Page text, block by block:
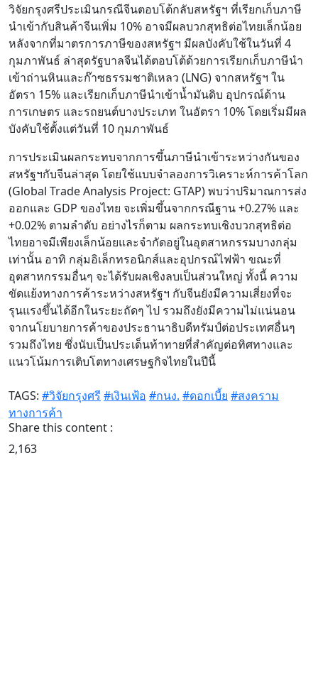
วิจัยกรุงศรีประเมินกรณีจีนตอบโต้กลับสหรัฐฯ ที่เรียกเก็บภาษี
นำเข้ากับสินค้าจีนเพิ่ม 10% อาจมีผลบวกสุทธิต่อไทยเล็กน้อย
หลังจากที่มาตรการภาษีของสหรัฐฯ มีผลบังคับใช้ในวันที่ 4
กุมภาพันธ์ ล่าสุดรัฐบาลจีนได้ตอบโต้ด้วยการเรียกเก็บภาษีนำ
เข้าถ่านหินและก๊าซธรรมชาติเหลว (LNG) จากสหรัฐฯ ใน
อัตรา 15% และเรียกเก็บภาษีนำเข้าน้ำมันดิบ อุปกรณ์ด้าน
การเกษตร และรถยนต์บางประเภท ในอัตรา 10% โดยเริ่มมีผล
บังคับใช้ตั้งแต่วันที่ 10 กุมภาพันธ์
การประเมินผลกระทบจากการขึ้นภาษีนำเข้าระหว่างกันของ
สหรัฐฯกับจีนล่าสุด โดยใช้แบบจำลองการวิเคราะห์การค้าโลก
(Global Trade Analysis Project: GTAP) พบว่าปริมาณการส่ง
ออกและ GDP ของไทย จะเพิ่มขึ้นจากกรณีฐาน +0.27% และ
+0.02% ตามลำดับ อย่างไรก็ตาม ผลกระทบเชิงบวกสุทธิต่อ
ไทยอาจมีเพียงเล็กน้อยและจำกัดอยู่ในอุตสาหกรรมบางกลุ่ม
เท่านั้น อาทิ กลุ่มอิเล็กทรอนิกส์และอุปกรณ์ไฟฟ้า ขณะที่
อุตสาหกรรมอื่นๆ จะได้รับผลเชิงลบเป็นส่วนใหญ่ ทั้งนี้ ความ
ขัดแย้งทางการค้าระหว่างสหรัฐฯ กับจีนยังมีความเสี่ยงที่จะ
รุนแรงขึ้นได้อีกในระยะถัดๆ ไป รวมถึงยังมีความไม่แน่นอน
จากนโยบายการค้าของประธานาธิบดีทรัมป์ต่อประเทศอื่นๆ
รวมถึงไทย ซึ่งนับเป็นประเด็นท้าทายที่สำคัญต่อทิศทางและ
แนวโน้มการเติบโตทางเศรษฐกิจไทยในปีนี้
TAGS: #วิจัยกรุงศรี #เงินเฟ้อ #กนง. #ดอกเบี้ย #สงคราม
ทางการค้า
Share this content :
2,163